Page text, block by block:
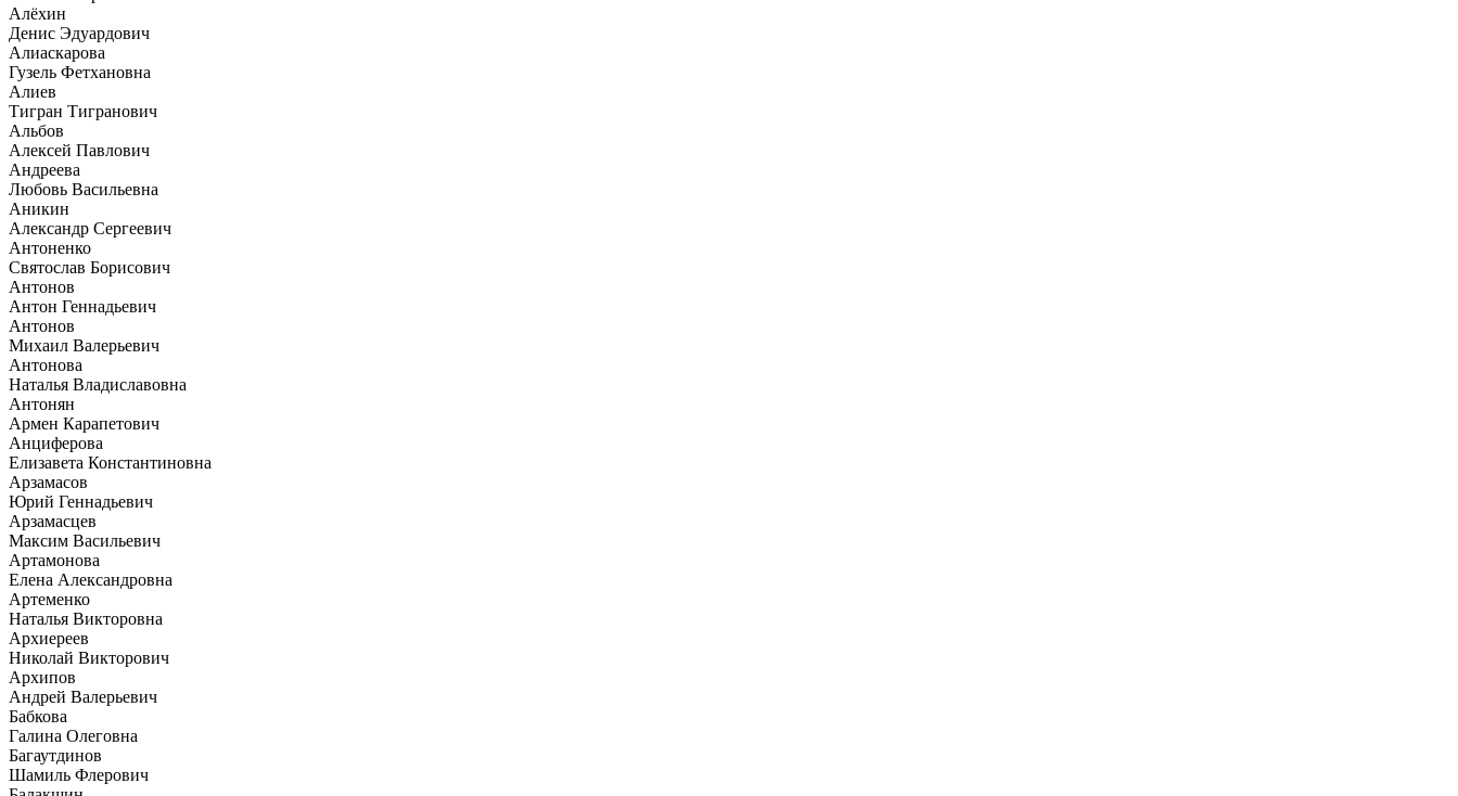
Алёхин
Денис Эдуардович
Алиаскарова
Гузель Фетхановна
Алиев
Тигран Тигранович
Альбов
Алексей Павлович
Андреева
Любовь Васильевна
Аникин
Александр Сергеевич
Антоненко
Святослав Борисович
Антонов
Антон Геннадьевич
Антонов
Михаил Валерьевич
Антонова
Наталья Владиславовна
Антонян
Армен Карапетович
Анциферова
Елизавета Константиновна
Арзамасов
Юрий Геннадьевич
Арзамасцев
Максим Васильевич
Артамонова
Елена Александровна
Артеменко
Наталья Викторовна
Архиереев
Николай Викторович
Архипов
Андрей Валерьевич
Бабкова
Галина Олеговна
Багаутдинов
Шамиль Флерович